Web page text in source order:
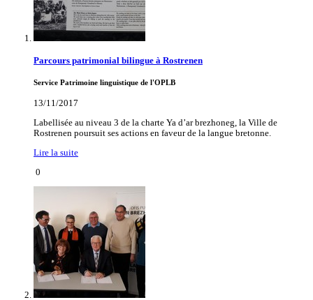
Parcours patrimonial bilingue à Rostrenen
Service Patrimoine linguistique de l'OPLB
13/11/2017
Labellisée au niveau 3 de la charte Ya d’ar brezhoneg, la Ville de
Rostrenen poursuit ses actions en faveur de la langue bretonne.
Lire la suite
0